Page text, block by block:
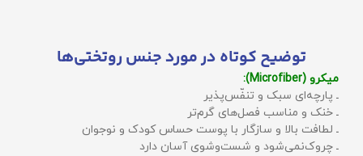
توضیح کوتاه در مورد جنس روتختی‌ها
میکرو (Microfiber):
ـ پارچه‌ای سبک و تنفّس‌پذیر
ـ خنک و مناسب فصل‌های گرم‌تر
ـ لطافت بالا و سازگار با پوست حساس کودک و نوجوان
ـ چروک‌نمی‌شود و شست‌وشوی آسان دارد